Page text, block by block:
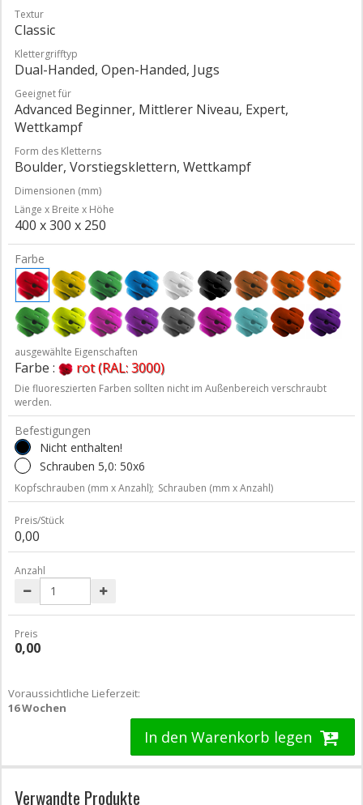
Textur
Classic
Klettergrifftyp
Dual-Handed, Open-Handed, Jugs
Geeignet für
Advanced Beginner, Mittlerer Niveau, Expert,
Wettkampf
Form des Kletterns
Boulder, Vorstiegsklettern, Wettkampf
Dimensionen (mm)
Länge x Breite x Höhe
400 x 300 x 250
Farbe
ausgewählte Eigenschaften
Farbe : rot (RAL: 3000)
Die fluoreszierten Farben sollten nicht im Außenbereich verschraubt
werden.
Befestigungen
Nicht enthalten!
Schrauben 5,0: 50x6
Kopfschrauben (mm x Anzahl); Schrauben (mm x Anzahl)
Preis/Stück
0,00
Anzahl
Preis
0,00
Voraussichtliche Lieferzeit:
16 Wochen
In den Warenkorb legen
Verwandte Produkte